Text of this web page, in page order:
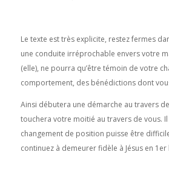
Le texte est très explicite, restez fermes
une conduite irréprochable envers votre
(elle), ne pourra qu’être témoin de votre
comportement, des bénédictions dont
Ainsi débutera une démarche au travers
touchera votre moitié au travers de vous.
changement de position puisse être
continuez à demeurer fidèle à Jésus en 1er